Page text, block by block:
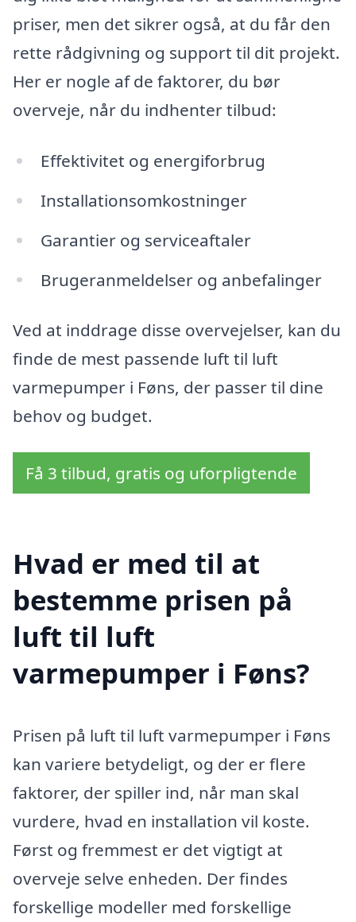
priser, men det sikrer også, at du får den
rette rådgivning og support til dit projekt.
Her er nogle af de faktorer, du bør
overveje, når du indhenter tilbud:
Effektivitet og energiforbrug
Installationsomkostninger
Garantier og serviceaftaler
Brugeranmeldelser og anbefalinger
Ved at inddrage disse overvejelser, kan du
finde de mest passende luft til luft
varmepumper i Føns, der passer til dine
behov og budget.
Få 3 tilbud, gratis og uforpligtende
Hvad er med til at
bestemme prisen på
luft til luft
varmepumper i Føns?
Prisen på luft til luft varmepumper i Føns
kan variere betydeligt, og der er flere
faktorer, der spiller ind, når man skal
vurdere, hvad en installation vil koste.
Først og fremmest er det vigtigt at
overveje selve enheden. Der findes
forskellige modeller med forskellige